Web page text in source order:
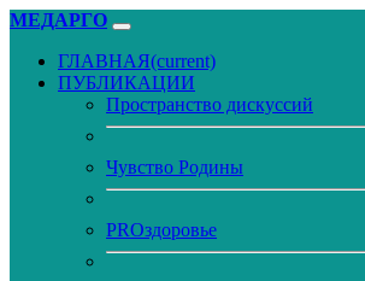
МЕДАРГО
ГЛАВНАЯ(current)
ПУБЛИКАЦИИ
Пространство дискуссий
Чувство Родины
PROздоровье